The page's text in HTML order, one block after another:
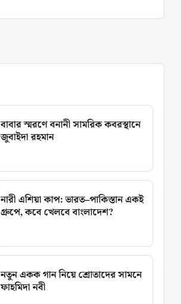
বাবার স্মরণে বনানী সামরিক কবরস্থানে
জুবাইদা রহমান
নারী এশিয়া কাপ: ভারত–পাকিস্তান একই
গ্রুপে, কবে খেলবে বাংলাদেশ?
নতুন একক গান নিয়ে শ্রোতাদের সামনে
ফাহমিদা নবী